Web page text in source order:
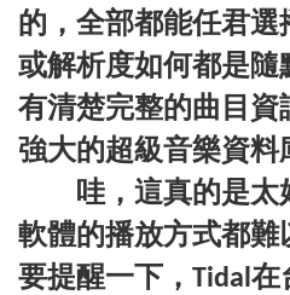
的，全部都能任君
或解析度如何都是隨
有清楚完整的曲目資
強大的超級音樂資料
哇，這真的是太
軟體的播放方式都難
要提醒一下， Tidal 在